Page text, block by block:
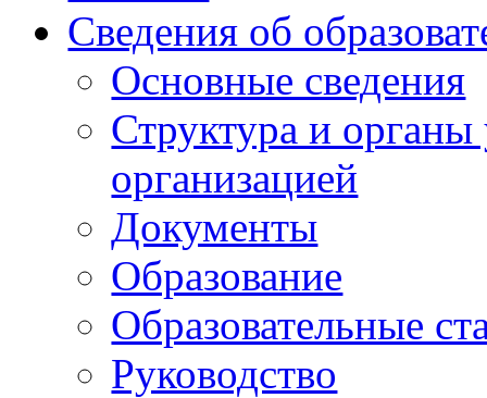
Сведения об
Основные сведения
Структура и органы
организацией
Документы
Образование
Образовательные
Руководство